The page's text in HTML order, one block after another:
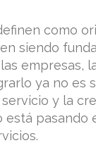
como
siendo
empresas,
ya no es
y la
pasando